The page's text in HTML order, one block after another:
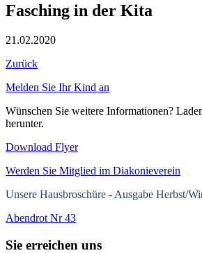
Fasching in der Kita
21.02.2020
Zurück
Melden Sie Ihr Kind an
Wünschen Sie weitere Informationen?
herunter.
Download Flyer
Werden Sie Mitglied im Diakonieverein
Unsere Hausbroschüre - Ausgabe Herbst/
Abendrot Nr 43
Sie erreichen uns